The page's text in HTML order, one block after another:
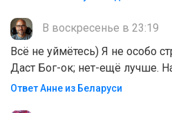
В воскресенье в 23:19
Всё не уймётесь) Я не особо
Даст Бог-ок; нет-ещё лучше.
Ответ Анне из Беларуси